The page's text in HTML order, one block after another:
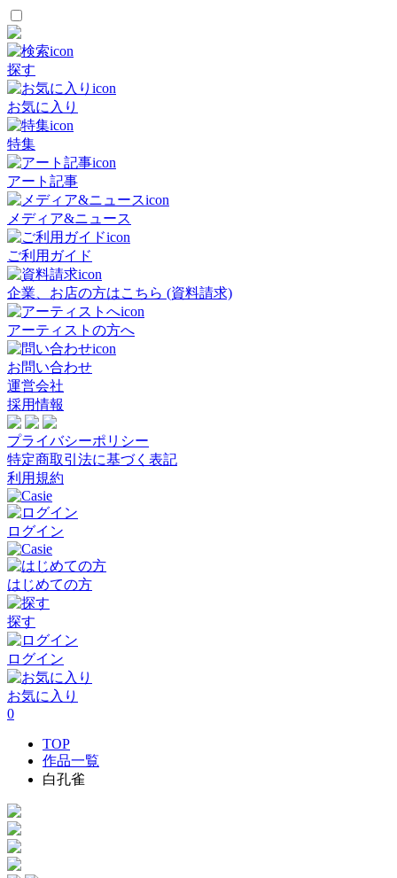
探す
お気に入り
特集
アート記事
メディア&ニュース
ご利用ガイド
企業、お店の方はこちら (資料請求)
アーティストの方へ
お問い合わせ
運営会社
採用情報
プライバシーポリシー
特定商取引法に基づく表記
利用規約
ログイン
はじめての方
探す
ログイン
お気に入り
0
TOP
作品一覧
白孔雀